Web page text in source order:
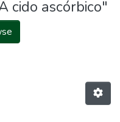
cido ascórbico"